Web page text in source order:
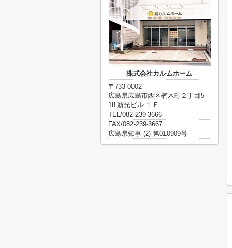
株式会社カルムホーム
〒733-0002
広島県広島市西区楠木町２丁目5-
18 新光ビル １Ｆ
TEL/082-239-3666
FAX/082-239-3667
広島県知事 (2) 第010909号